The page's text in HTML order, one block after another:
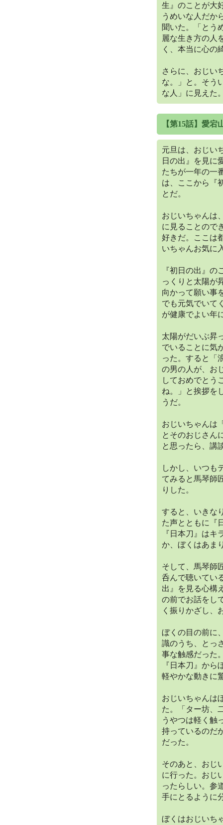
生』のことが大
うめいな人だか
聞いた。「とう
麗な生き方の人
く、本当に心の
さらに、おじい
な。」と。そう
な人」に見えた
【第15話】愛宕
元旦は、おじい
日の出』を見に
たちが一年の一
は、ここから『
とだ。
おじいちゃんは
に見ることので
好きだ。ここは
いちゃんお気に
『初日の出』
っくりと太陽が
向かって願い事
でも元気でいて
が健康でよい年
太陽がだいぶ昇
でいることに気
った。すると「
の男の人が、お
しておめでとう
ね。」と挨拶を
うだ。
おじいちゃんは
とそのおじさん
と思ったら、講
しかし、いつも
てみると馬琴師
りした。
すると、いきな
た声とともに『
『日本刀』は
か、ぼくはあま
そして、馬琴師
呑んで聴いてい
出』を見る心構
の前でお話をし
く振りかざし、
ぼくの目の前に
識のうち、とっ
事な触感だった
『日本刀』か
軽やかな動きに
おじいちゃんは
た。「ター坊、
うやつは軽く触
持っているのだ
だった。
そのあと、おじ
に行った。おじ
ったらしい。参
手にとるように
ぼくはおじいち